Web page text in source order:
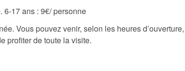
6-17 ans : 9€/ personne
Vous pouvez venir, selon les heures
profiter de toute la visite.